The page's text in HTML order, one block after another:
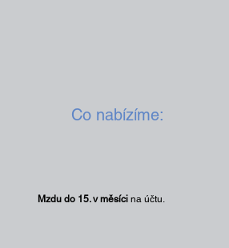
Co nabízíme:
Mzdu do 15. v měsícina účtu.